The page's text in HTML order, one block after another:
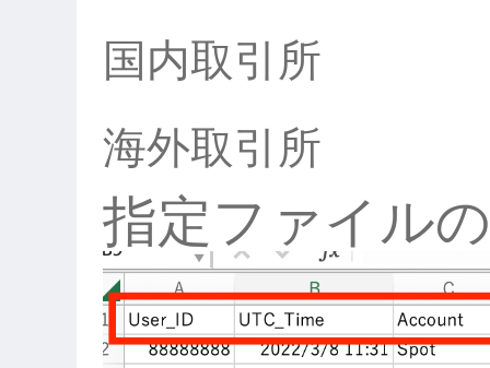
国内取引所
海外取引所
指定ファイル